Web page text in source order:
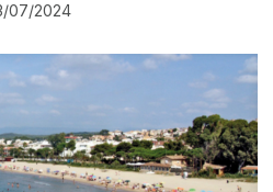
07/2024